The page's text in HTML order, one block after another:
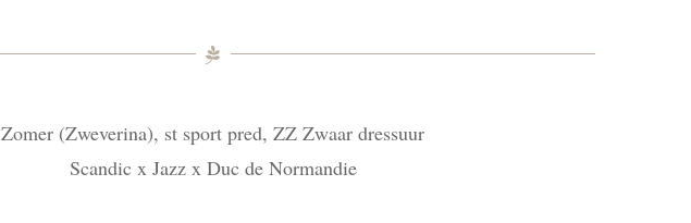
Zomer (Zweverina), st sport pred, ZZ Zwaar dressuur
Scandic x Jazz x Duc de Normandie